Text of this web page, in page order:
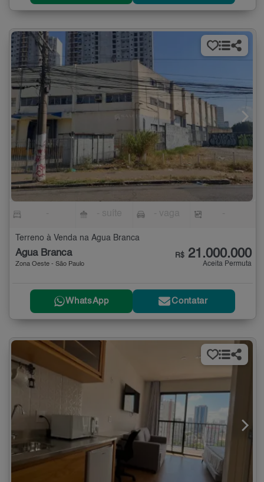
Terreno à Venda na Água Branca
Água Branca
Zona Oeste - São Paulo
R$ 21.000.000
Aceita Permuta
WhatsApp Contatar